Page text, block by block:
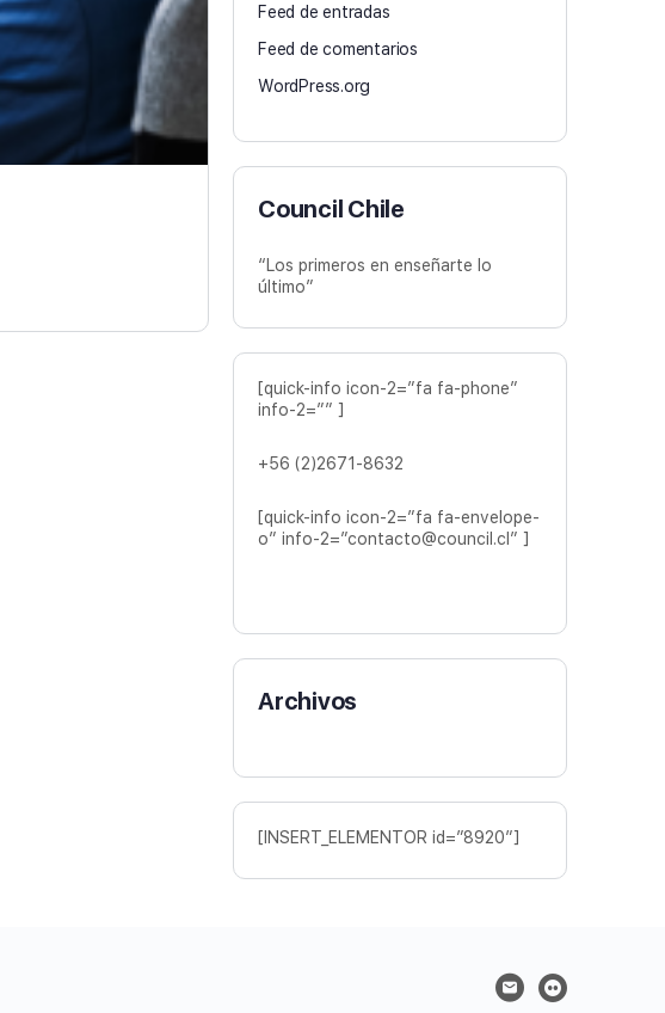
Feed de entradas
Feed de comentarios
WordPress.org
Council Chile
“Los primeros en enseñarte lo
último”
[quick-info icon-2=”fa fa-phone”
info-2=”” ]
+56 (2)2671-8632
[quick-info icon-2=”fa fa-envelope-
o” info-2=”contacto@council.cl” ]
Archivos
[INSERT_ELEMENTOR id=”8920″]